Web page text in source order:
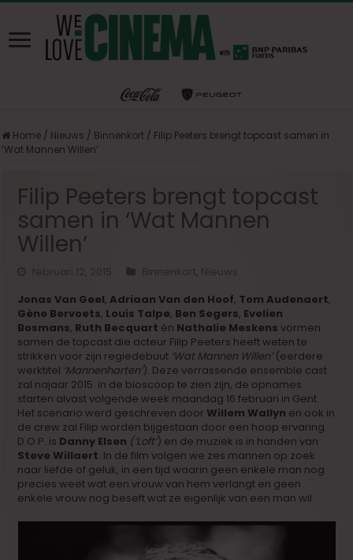
Home / Nieuws / Binnenkort / Filip Peeters brengt topcast samen in
‘Wat Mannen Willen’
Filip Peeters brengt topcast
samen in ‘Wat Mannen
Willen’
februari 12, 2015 Binnenkort Nieuws
Jonas Van Geel,Adriaan Van den Hoof, Tom Audenaert,
Gène Bervoets, Louis Talpe, Ben Segers, Evelien
Bosmans, Ruth Becquart én Nathalie Meskens vormen
samen de topcast die acteur Filip Peeters heeft weten te
strikken voor zijn regiedebuut ‘Wat Mannen Willen’(eerdere
werktitel ‘Mannenharten’). Deze verrassende ensemble cast
zal najaar 2015 in de bioscoop te zien zijn, de opnames
starten alvast volgende week maandag 16 februari in Gent.
Het scenario werd geschreven door Willem Wallyn en ook in
de crew zal Filip worden bijgestaan door een hoop ervaring.
D.O.P. is Danny Elsen (‘Loft’) en de muziek is in handen van
Steve Willaert. In de film volgen we zes mannen op zoek
naar liefde of geluk, in een tijd waarin geen enkele man nog
precies weet wat een vrouw van hem verlangt en geen
enkele vrouw nog beseft wat ze eigenlijk van een man wil.